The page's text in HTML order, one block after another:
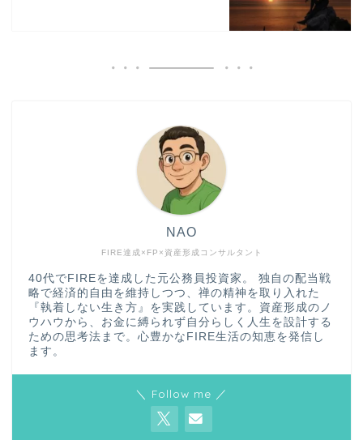
FIRE達成×FP×資産形成コンサルタント
NAO
40代でFIREを達成した元公務員投資家。 独自の配当戦
略で経済的自由を維持しつつ、禅の精神を取り入れた
『執着しない生き方』を実践しています。資産形成のノ
ウハウから、お金に縛られず自分らしく人生を設計する
ための思考法まで。心豊かなFIRE生活の知恵を発信し
ます。
＼ Follow me ／